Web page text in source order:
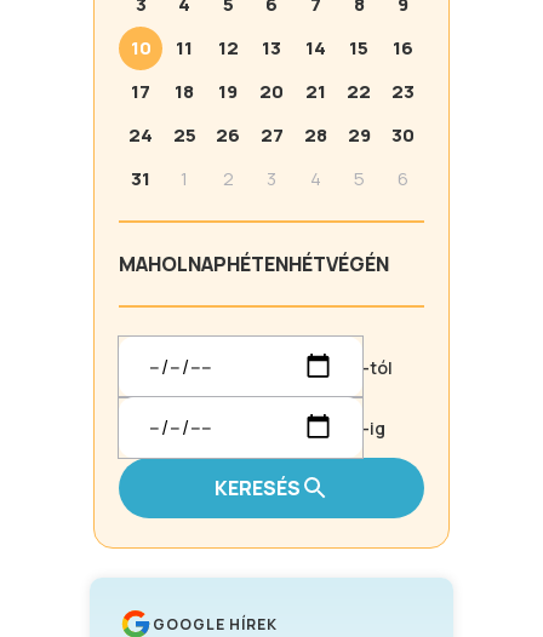
10
11 12 13 14 15
16
17
18 19 20 21 22
23
24
25 26 27 28 29
30
31
1 2 3 4 5 6
MAHOLNAPHÉTENHÉTVÉGÉN
-tól
-ig
KERESÉS
GOOGLE HÍREK